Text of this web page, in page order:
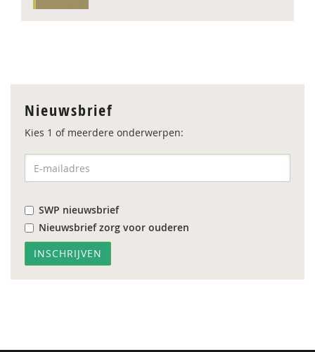
Nieuwsbrief
Kies 1 of meerdere onderwerpen:
SWP nieuwsbrief
Nieuwsbrief zorg voor ouderen